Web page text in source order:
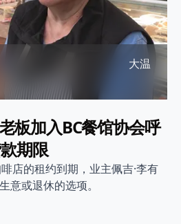
大温
板加入BC餐馆协会呼
期限
店的租约到期，业主佩吉·李有
意或退休的选项。